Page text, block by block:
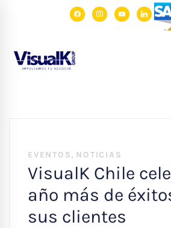
facebookinstagram
youtubelinkedin
EVENTOS, NOTICIAS
VisualK Chile
año más de
sus clientes